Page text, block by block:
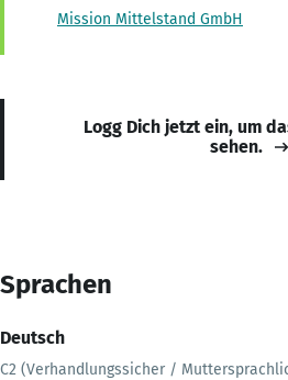
Mission Mittelstand GmbH
Logg Dich jetzt ein, um
sehen.
Sprachen
Deutsch
C2 (Verhandlungssicher /